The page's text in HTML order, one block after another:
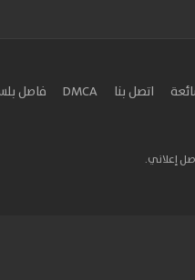
اتصل بنا DMCA فاصل